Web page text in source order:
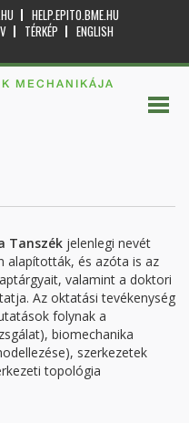
HELP.EPITO.BME.HU
TÉRKÉP
ENGLISH
MECHANIKÁJA
Tanszék jelenlegi nevét
alapították, és azóta is az
valamint a doktori
Az oktatási tevékenység
folynak a
biomechanika
szerkezetek
topológia